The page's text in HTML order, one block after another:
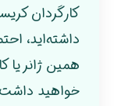
کارگردان
داشته‌اید،
همین ژانر یا
خواهید